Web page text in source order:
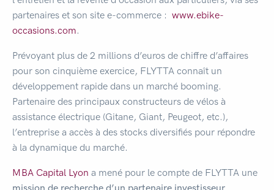
partenaires et son site e-commerce : www.ebike-
occasions.com.
Prévoyant plus de 2 millions d’euros de chiffre d’affaires
pour son cinquième exercice, FLYTTA connaît un
développement rapide dans un marché booming.
Partenaire des principaux constructeurs de vélos à
assistance électrique (Gitane, Giant, Peugeot, etc.),
l’entreprise a accès à des stocks diversifiés pour répondre
à la dynamique du marché.
MBA Capital Lyon a mené pour le compte de FLYTTA une